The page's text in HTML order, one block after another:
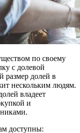
по своему
с долевой
размер долей в
нескольким людям.
владеет
и
доступны: